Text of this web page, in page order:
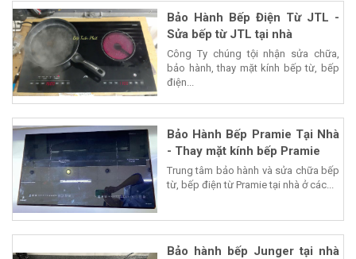
Bảo Hành Bếp Điện Từ JTL -
Sửa bếp từ JTL tại nhà
Công Ty chúng tội nhận sửa chữa,
bảo hành, thay mặt kính bếp từ, bếp
điện...
Bảo Hành Bếp Pramie Tại Nhà
- Thay mặt kính bếp Pramie
Trung tâm bảo hành và sửa chữa bếp
từ, bếp điện từ Pramie tại nhà ở các...
Bảo hành bếp Junger tại nhà